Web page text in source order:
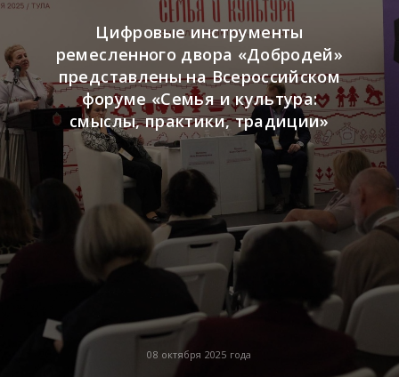
08 октября 2025 года
Цифровые инструменты
ремесленного двора «Добродей»
представлены на Всероссийском
форуме «Семья и культура:
смыслы, практики, традиции»